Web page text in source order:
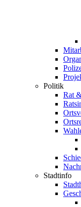
Politik
Rat
Stadtinfo